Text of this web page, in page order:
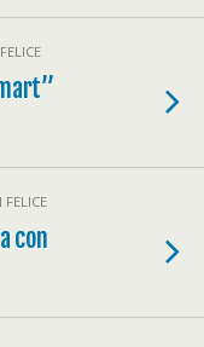
con